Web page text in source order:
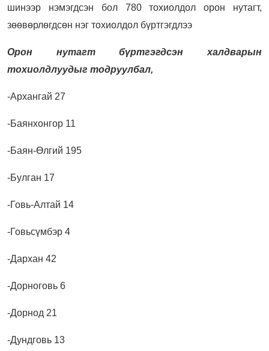
шинээр нэмэгдсэн бол 780 тохиолдол орон нутагт,
зөөвөрлөгдсөн нэг тохиолдол бүртгэгдлээ
Орон нутагт бүртгэгдсэн халдварын
тохиолдлуудыг тодруулбал,
-Архангай 27
-Баянхонгор 11
-Баян-Өлгий 195
-Булган 17
-Говь-Алтай 14
-Говьсүмбэр 4
-Дархан 42
-Дорноговь 6
-Дорнод 21
-Дундговь 13